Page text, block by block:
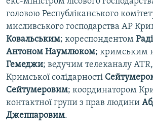
головою Республіканського
мисливського господарства АР
Ковальським; кореспондентом
Антоном Наумлюком; кримським
Гемеджи; ведучим телеканалу
Кримської солідарності
Сейтумеровим; координатором
контактної групи з прав людини
Джеппаровим.